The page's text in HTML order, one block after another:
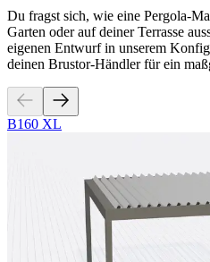
Du fragst sich, wie eine Pergola-
Garten oder auf deiner Terrasse
eigenen Entwurf in unserem
deinen Brustor-Händler für ein
B160 XL